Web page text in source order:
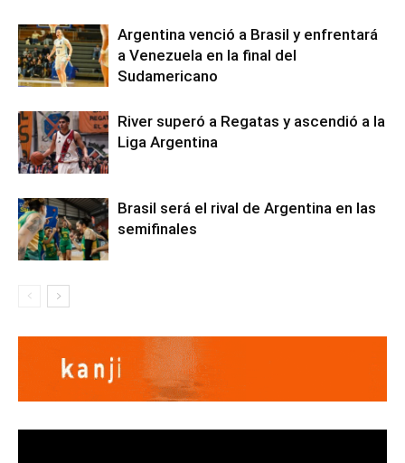
Argentina venció a Brasil y enfrentará
a Venezuela en la final del
Sudamericano
River superó a Regatas y ascendió a la
Liga Argentina
Brasil será el rival de Argentina en las
semifinales